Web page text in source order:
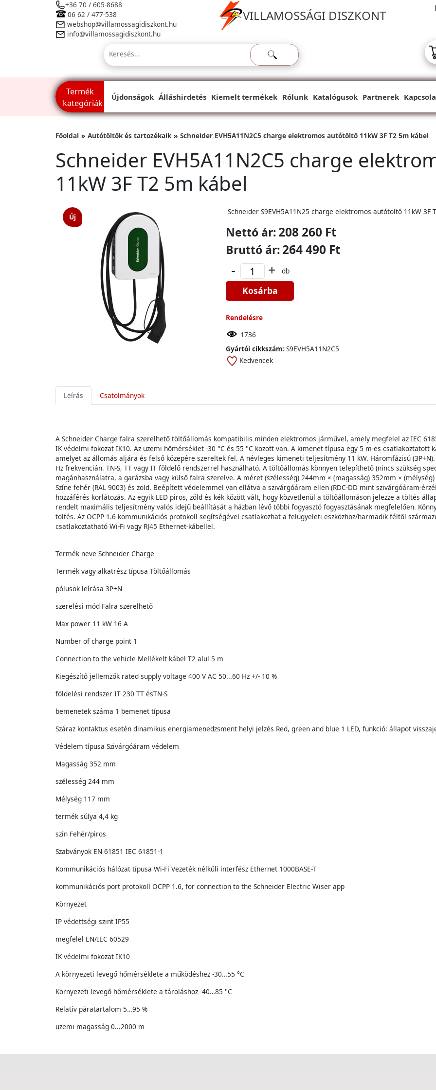
+36 70 / 605-8688
06 62 / 477-538
webshop@villamossagidiszkont.hu
info@villamossagidiszkont.hu
VILLAMOSSÁGI DISZKONT
Termék
kategóriák
Újdonságok Álláshirdetés Kiemelt termékek Rólunk Katalógusok Partnerek
Főoldal Autótöltők és tartozékaik Schneider EVH5A11N2C5 charge elektromos autótöltő 11kW 3F T2 5m kábel
Schneider EVH5A11N2C5 charge
11kW 3F T2 5m kábel
Új
Schneider S9EVH5A11N25 charge elektromos autótöltő 11kW 3F
Nettó ár:208 260 Ft
Bruttó ár:264 490 Ft
- + db
Kosárba
Rendelésre
1736
Gyártói cikkszám: S9EVH5A11N2C5
Kedvencek
Leírás Csatolmányok
A Schneider Charge falra szerelhető töltőállomás kompatibilis minden elektromos járművel, amely megfelel az IEC
IK védelmi fokozat IK10. Az üzemi hőmérséklet -30 °C és 55 °C között van. A kimenet típusa egy 5 m-es
amelyet az állomás aljára és felső közepére szereltek fel. A névleges kimeneti teljesítmény 11 kW. Háromfázisú
Hz frekvencián. TN-S, TT vagy IT földelő rendszerrel használható. A töltőállomás könnyen telepíthető (nincs szükség
magánhasználatra, a garázsba vagy külső falra szerelve. A méret (szélesség) 244mm × (magasság) 352mm ×
Színe fehér (RAL 9003) és zöld. Beépített védelemmel van ellátva a szivárgóáram ellen (RDC-DD mint szivárgóáram-
hozzáférés korlátozás. Az egyik LED piros, zöld és kék között vált, hogy közvetlenül a töltőállomáson jelezze a töltés
rendelt maximális teljesítmény valós idejű beállítását a házban lévő többi fogyasztó fogyasztásának megfelelően.
töltés. Az OCPP 1.6 kommunikációs protokoll segítségével csatlakozhat a felügyeleti eszközhöz/harmadik féltől
csatlakoztatható Wi-Fi vagy RJ45 Ethernet-kábellel.
Termék neve Schneider Charge
Termék vagy alkatrész típusa Töltőállomás
pólusok leírása 3P+N
szerelési mód Falra szerelhető
Max power 11 kW 16 A
Number of charge point 1
Connection to the vehicle Mellékelt kábel T2 alul 5 m
Kiegészítő jellemzők rated supply voltage 400 V AC 50...60 Hz +/- 10 %
földelési rendszer IT 230 TT ésTN-S
bemenetek száma 1 bemenet típusa
Száraz kontaktus esetén dinamikus energiamenedzsment helyi jelzés Red, green and blue 1 LED, funkció: állapot
Védelem típusa Szivárgóáram védelem
Magasság 352 mm
szélesség 244 mm
Mélység 117 mm
termék súlya 4,4 kg
szín Fehér/piros
Szabványok EN 61851 IEC 61851-1
Kommunikációs hálózat típusa Wi-Fi Vezeték nélküli interfész Ethernet 1000BASE-T
kommunikációs port protokoll OCPP 1.6, for connection to the Schneider Electric Wiser app
Környezet
IP védettségi szint IP55
megfelel EN/IEC 60529
IK védelmi fokozat IK10
A környezeti levegő hőmérséklete a működéshez -30…55 °C
Környezeti levegő hőmérséklete a tároláshoz -40…85 °C
Relatív páratartalom 5…95 %
üzemi magasság 0...2000 m